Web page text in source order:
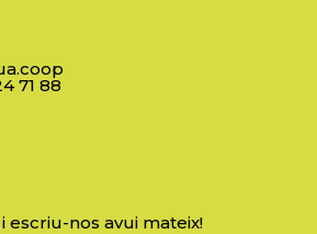
71 88
escriu-nos avui mateix!